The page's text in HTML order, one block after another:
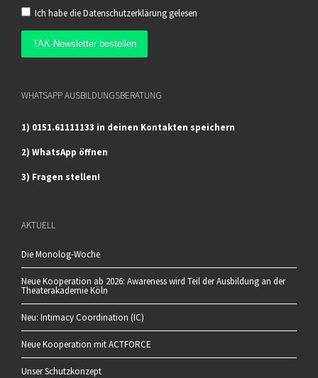
Ich habe dieDatenschutzerklärung gelesen
WHATSAPP AUSBILDUNGSBERATUNG
1) 0151.61111133 in deinen Kontakten speichern
2) WhatsApp öffnen
3) Fragen stellen!
AKTUELL
Die Monolog-Woche
Neue Kooperation ab 2026: Awareness wird Teil der Ausbildung an der
Theaterakademie Köln
Neu: Intimacy Coordination (IC)
Neue Kooperation mit ACTFORCE
Unser Schutzkonzept